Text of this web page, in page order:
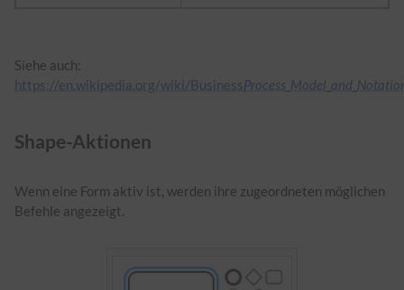
​Siehe auch:
https://en.wikipedia.org/wiki/Business
Shape-Aktionen
​Wenn eine Form aktiv ist, werden ihre zugeordneten möglichen
Befehle angezeigt.